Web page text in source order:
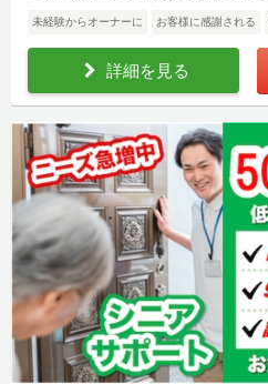
未経験からオーナーに お客様に感謝される
詳細を見る